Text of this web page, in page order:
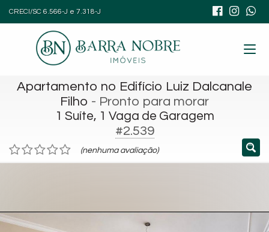
CRECI/SC 6.566-J e 7.318-J
Apartamento no Edifício Luiz Dalcanale
Filho - Pronto para morar
1 Suíte, 1 Vaga de Garagem
#2.539
(nenhuma avaliação)